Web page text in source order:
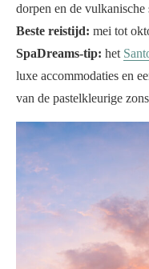
dorpen en de vulkanische
Beste reistijd: mei tot
SpaDreams-tip: het
luxe accommodaties en
van de pastelkleurige